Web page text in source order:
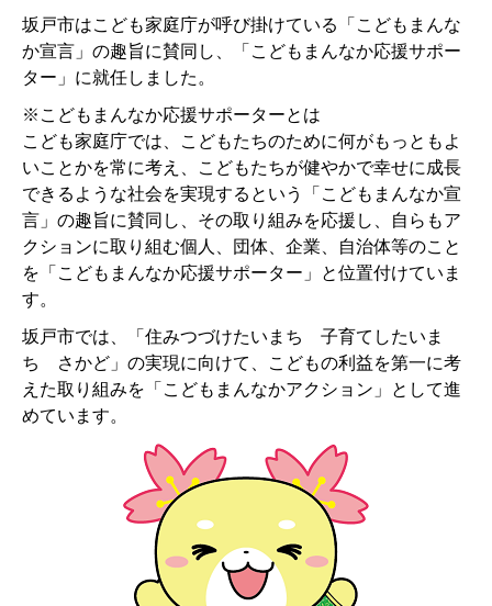
坂戸市はこども家庭庁が呼び掛けている「こどもまんな
か宣言」の趣旨に賛同し、「こどもまんなか応援サポー
ター」に就任しました。
※こどもまんなか応援サポーターとは
こども家庭庁では、こどもたちのために何がもっともよ
いことかを常に考え、こどもたちが健やかで幸せに成長
できるような社会を実現するという「こどもまんなか宣
言」の趣旨に賛同し、その取り組みを応援し、自らもア
クションに取り組む個人、団体、企業、自治体等のこと
を「こどもまんなか応援サポーター」と位置付けていま
す。
坂戸市では、「住みつづけたいまち 子育てしたいま
ち さかど」の実現に向けて、こどもの利益を第一に考
えた取り組みを「こどもまんなかアクション」として進
めています。